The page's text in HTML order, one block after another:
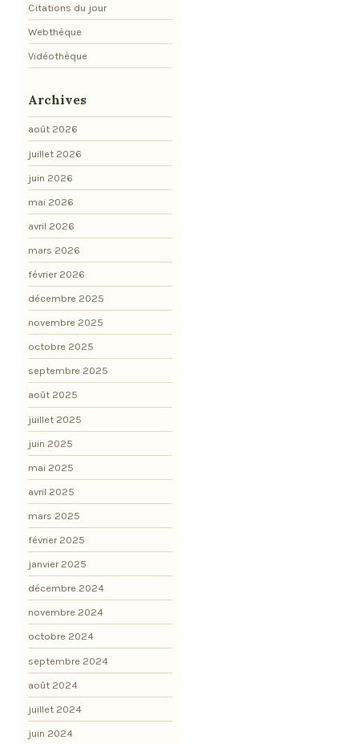
Citations du jour
Webthèque
Vidéothèque
Archives
août 2026
juillet 2026
juin 2026
mai 2026
avril 2026
mars 2026
février 2026
décembre 2025
novembre 2025
octobre 2025
septembre 2025
août 2025
juillet 2025
juin 2025
mai 2025
avril 2025
mars 2025
février 2025
janvier 2025
décembre 2024
novembre 2024
octobre 2024
septembre 2024
août 2024
juillet 2024
juin 2024